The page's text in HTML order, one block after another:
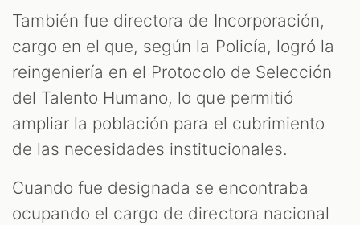
También fue directora de Incorporación,
cargo en el que, según la Policía, logró la
reingeniería en el Protocolo de Selección
del Talento Humano, lo que permitió
ampliar la población para el cubrimiento
de las necesidades institucionales.
Cuando fue designada se encontraba
ocupando el cargo de directora nacional